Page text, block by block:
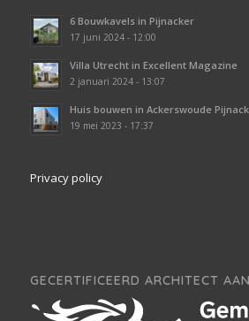
6 Bouwkavels in Pijnacker
17 juni 2024 - 12:00
Villa Utrecht in Excellent Magazine
2 januari 2024 - 13:07
Huis bouwen in Ackerswoude
19 mei 2023 - 17:37
Privacy policy
GECERTIFICEERD ARCHITECT